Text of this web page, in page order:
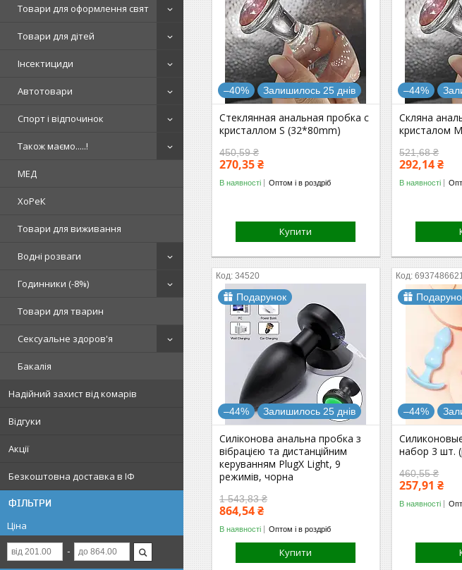
Товари для оформлення свят
Товари для дітей
Інсектициди
Автотовари
Спорт і відпочинок
Також маємо.....!
МЕД
ХоРеК
Товари для виживання
Водні розваги
Годинники (-8%)
Товари для тварин
Сексуальне здоров'я
Бакалія
Надійний захист від комарів
Відгуки
Акції
Безкоштовна доставка в ІФ
ФІЛЬТРИ
Ціна
–40% Залишилось 25 днів
Стеклянная анальная пробка с
кристаллом S (32*80mm)
450,59 ₴
270,35 ₴
В наявності Оптом і в роздріб
Купити
–44%
Скляна
кристалом
521,68 ₴
292,14 ₴
В наявності
34520
Подарунок
–44% Залишилось 25 днів
Силіконова анальна пробка з
вібрацією та дистанційним
керуванням PlugX Light, 9
режимів, чорна
1 543,83 ₴
864,54 ₴
В наявності Оптом і в роздріб
Купити
–44%
набор 3 шт.
460,55 ₴
257,91 ₴
В наявності